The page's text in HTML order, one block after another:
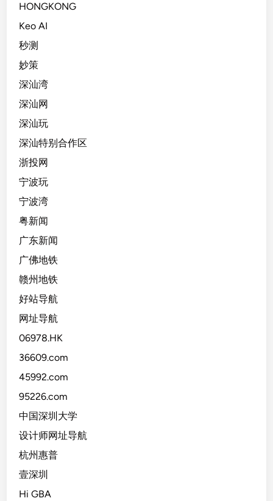
HONGKONG
Keo AI
秒测
妙策
深汕湾
深汕网
深汕玩
深汕特别合作区
浙投网
宁波玩
宁波湾
粤新闻
广东新闻
广佛地铁
赣州地铁
好站导航
网址导航
06978.HK
36609.com
45992.com
95226.com
中国深圳大学
设计师网址导航
杭州惠普
壹深圳
Hi GBA